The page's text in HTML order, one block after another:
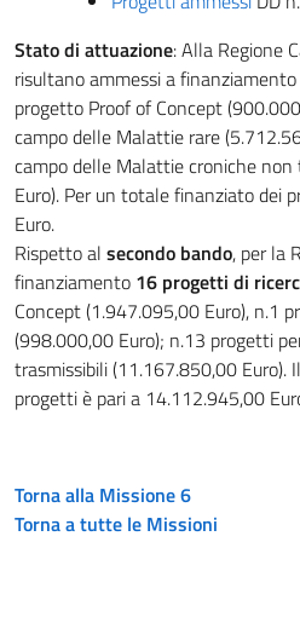
Stato di attuazione: Alla Regione
risultano ammessi a finanziamento
progetto Proof of Concept
campo delle Malattie rare
campo delle Malattie croniche non
Euro). Per un totale finanziato dei
Euro.
Rispetto al secondo bando, per la
finanziamento 16 progetti di
Concept (1.947.095,00 Euro), n.1
(998.000,00 Euro); n.13 progetti
trasmissibili (11.167.850,00 Euro).
progetti è pari a 14.112.945,00
Torna alla Missione 6
Torna a tutte le Missioni